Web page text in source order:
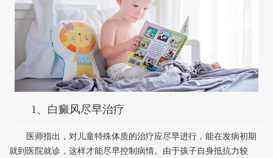
1、白癜风尽早治疗
医师指出，对儿童特殊体质的治疗应尽早进行，能在发病初期
就到医院就诊，这样才能尽早控制病情。由于孩子自身抵抗力较